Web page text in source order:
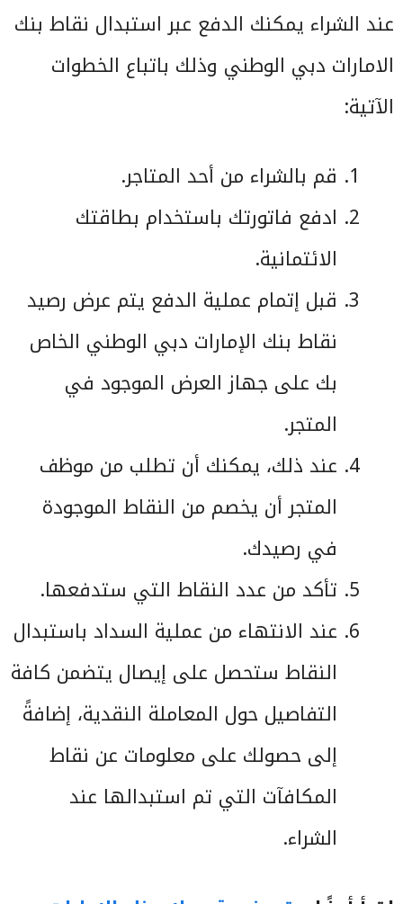
عند الشراء يمكنك الدفع عبر استبدال نقاط بنك
الامارات دبي الوطني وذلك باتباع الخطوات
الآتية:
قم بالشراء من أحد المتاجر.
ادفع فاتورتك باستخدام بطاقتك
الائتمانية.
قبل إتمام عملية الدفع يتم عرض رصيد
نقاط بنك الإمارات دبي الوطني الخاص
بك على جهاز العرض الموجود في
المتجر.
عند ذلك، يمكنك أن تطلب من موظف
المتجر أن يخصم من النقاط الموجودة
في رصيدك.
تأكد من عدد النقاط التي ستدفعها.
عند الانتهاء من عملية السداد باستبدال
النقاط ستحصل على إيصال يتضمن كافة
التفاصيل حول المعاملة النقدية، إضافةً
إلى حصولك على معلومات عن نقاط
المكافآت التي تم استبدالها عند
الشراء.